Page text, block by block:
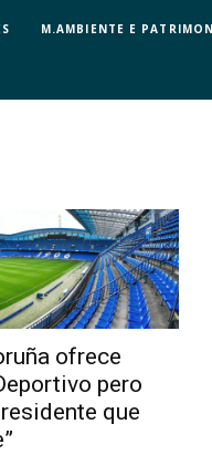
M.AMBIENTE E
ofrece
pero
que